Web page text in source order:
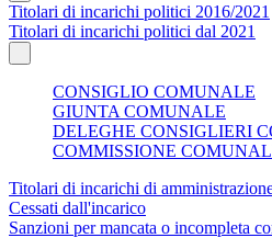
Titolari di incarichi politici 2016/2021
Titolari di incarichi politici dal 2021
CONSIGLIO COMUNALE
GIUNTA COMUNALE
DELEGHE CONSIGLIERI
COMMISSIONE
Titolari di incarichi di
Cessati dall'incarico
Sanzioni per mancata o incompleta